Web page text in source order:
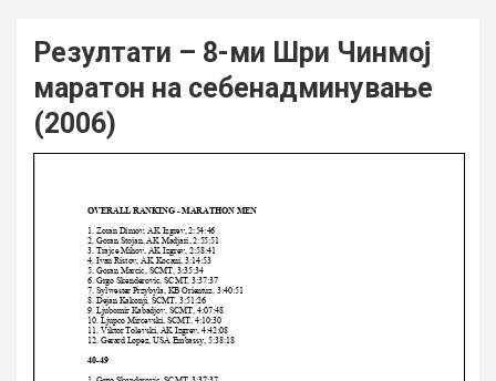
Резултати – 8-ми Шри Чинмој
маратон на себенадминување
(2006)